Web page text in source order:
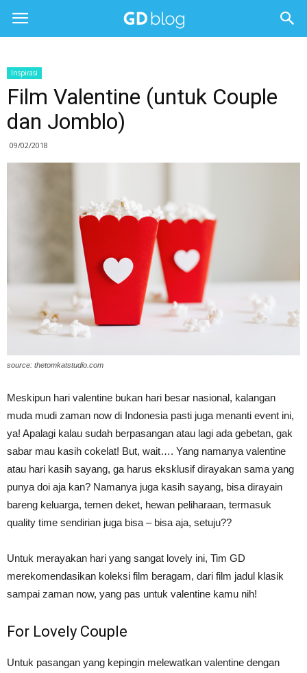
Inspirasi
Film Valentine (untuk Couple
dan Jomblo)
09/02/2018
source: thetomkatstudio.com
Meskipun hari valentine bukan hari besar nasional, kalangan
muda mudi zaman now di Indonesia pasti juga menanti event ini,
ya! Apalagi kalau sudah berpasangan atau lagi ada gebetan, gak
sabar mau kasih cokelat! But, wait…. Yang namanya valentine
atau hari kasih sayang, ga harus eksklusif dirayakan sama yang
punya doi aja kan? Namanya juga kasih sayang, bisa dirayain
bareng keluarga, temen deket, hewan peliharaan, termasuk
quality time sendirian juga bisa – bisa aja, setuju??
Untuk merayakan hari yang sangat lovely ini, Tim GD
merekomendasikan koleksi film beragam, dari film jadul klasik
sampai zaman now, yang pas untuk valentine kamu nih!
For Lovely Couple
Untuk pasangan yang kepingin melewatkan valentine dengan